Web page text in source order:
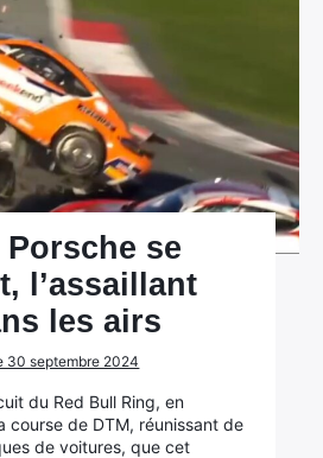
se
l’assaillant
les airs
30 septembre 2024
du Red Bull Ring, en
course de DTM, réunissant de
de voitures, que cet